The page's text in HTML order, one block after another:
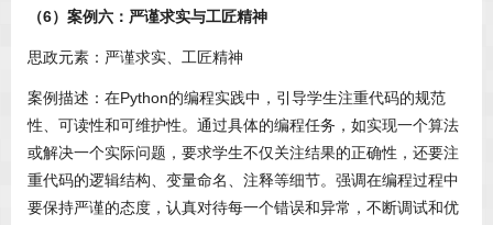
（6）案例六：严谨求实与工匠精神
思政元素：严谨求实、工匠精神
案例描述：在Python的编程实践中，引导学生注重代码的规范
性、可读性和可维护性。通过具体的编程任务，如实现一个算法
或解决一个实际问题，要求学生不仅关注结果的正确性，还要注
重代码的逻辑结构、变量命名、注释等细节。强调在编程过程中
要保持严谨的态度，认真对待每一个错误和异常，不断调试和优